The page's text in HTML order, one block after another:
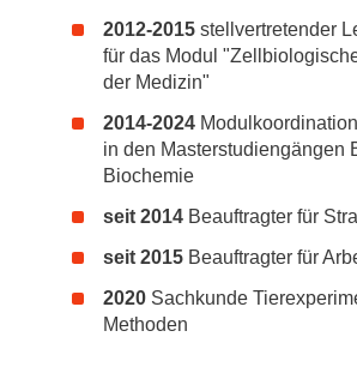
2012-2015 stellvertretender
für das Modul
der Medizin"
2014-2024
in den Masterstudiengängen
Biochemie
seit 2014 Beauftragter für
seit 2015 Beauftragter für
2020 Sachkunde
Methoden